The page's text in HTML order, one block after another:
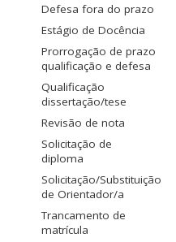
Defesa fora do prazo
Estágio de Docência
Prorrogação de prazo
qualificação e defesa
Qualificação
dissertação/tese
Revisão de nota
Solicitação de
diploma
Solicitação/Substituição
de Orientador/a
Trancamento de
matrícula